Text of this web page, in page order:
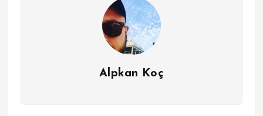
Alpkan Koç